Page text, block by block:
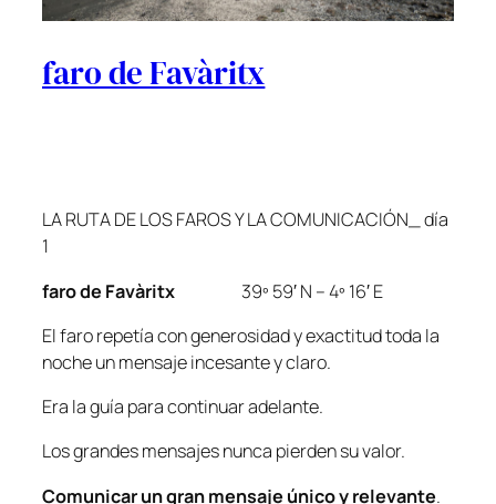
faro de Favàritx
LA RUTA DE LOS FAROS Y LA COMUNICACIÓN_ día
1
faro de Favàritx 39º 59′ N – 4º 16′ E
El faro repetía con generosidad y exactitud toda la
noche un mensaje incesante y claro.
Era la guía para continuar adelante.
Los grandes mensajes nunca pierden su valor.
Comunicar un gran mensaje único y relevante.